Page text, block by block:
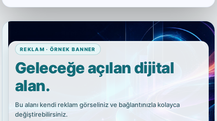
REKLAM · ÖRNEK BANNER
Geleceğe açılan dijital
alan.
Bu alanı kendi reklam görseliniz ve bağlantınızla kolayca
değiştirebilirsiniz.